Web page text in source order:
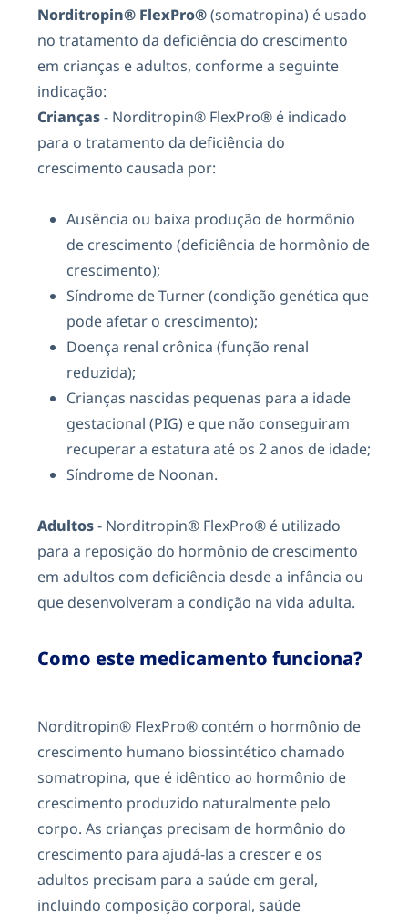
Norditropin® FlexPro®(somatropina) é usado
no tratamento da deficiência do crescimento
em crianças e adultos, conforme a seguinte
indicação:
Crianças- Norditropin® FlexPro® é indicado
para o tratamento da deficiência do
crescimento causada por:
Ausência ou baixa produção de hormônio
de crescimento (deficiência de hormônio de
crescimento);
Síndrome de Turner (condição genética que
pode afetar o crescimento);
Doença renal crônica (função renal
reduzida);
Crianças nascidas pequenas para a idade
gestacional (PIG) e que não conseguiram
recuperar a estatura até os 2 anos de idade;
Síndrome de Noonan.
Adultos- Norditropin® FlexPro® é utilizado
para a reposição do hormônio de crescimento
em adultos com deficiência desde a infância ou
que desenvolveram a condição na vida adulta.
Como este medicamento funciona?
Norditropin® FlexPro® contém o hormônio de
crescimento humano biossintético chamado
somatropina, que é idêntico ao hormônio de
crescimento produzido naturalmente pelo
corpo. As crianças precisam de hormônio do
crescimento para ajudá-las a crescer e os
adultos precisam para a saúde em geral,
incluindo composição corporal, saúde